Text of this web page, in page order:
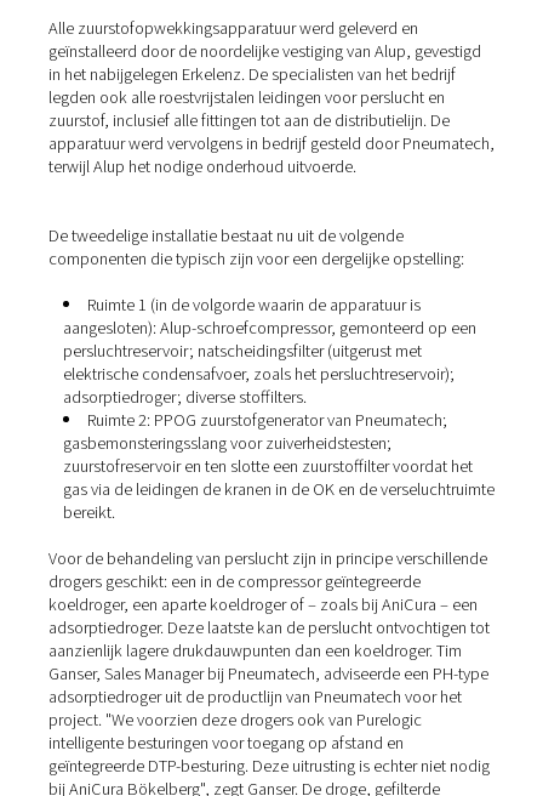
andere gassen en deze verrijkt tot zuiverheidsniveaus
Hiervoor heeft de zuurstofgenerator twee reservoirs,
met een speciaal adsorptiemiddel. Beide worden
perslucht en wisselen af tussen zuurstofadsorptie (tot
verzadigingsgrens) en regeneratie. De
de generator zorgt voor een continue zuurstoftoevoer
Geleverd en geïnstalleerd
de noordelijke vestiging van
ALUP